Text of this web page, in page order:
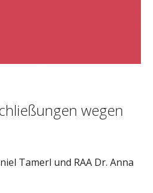
wegen
Tamerl und RAA Dr. Anna